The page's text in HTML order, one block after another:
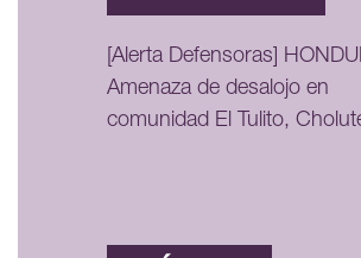
[Alerta Defensoras]
Amenaza de desalojo en
comunidad El Tulito,